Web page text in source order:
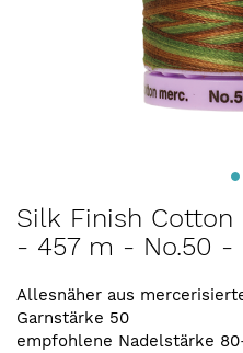
Zum
Anfang
der
springen
Silk Finish Cotton
- 457 m - No.50 -
Allesnäher aus
Garnstärke 50
empfohlene Nadelstärke